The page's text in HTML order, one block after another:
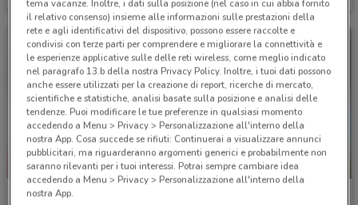
Maury's
SCADE OGGI
tema vacanze. Inoltre, i dati sulla posizione (nel caso in cui abbia fornito
il relativo consenso) insieme alle informazioni sulle prestazioni della
rete e agli identificativi del dispositivo, possono essere raccolte e
condivisi con terze parti per comprendere e migliorare la connettività e
le esperienze applicative sulle delle reti wireless, come meglio indicato
nel paragrafo 13.b della nostra Privacy Policy. Inoltre, i tuoi dati possono
anche essere utilizzati per la creazione di report, ricerche di mercato,
scientifiche e statistiche, analisi basate sulla posizione e analisi delle
tendenze. Puoi modificare le tue preferenze in qualsiasi momento
accedendo a Menu > Privacy > Personalizzazione all'interno della
nostra App. Cosa succede se rifiuti: Continuerai a visualizzare annunci
pubblicitari, ma riguarderanno argomenti generici e probabilmente non
saranno rilevanti per i tuoi interessi. Potrai sempre cambiare idea
accedendo a Menu > Privacy > Personalizzazione all'interno della
nostra App.